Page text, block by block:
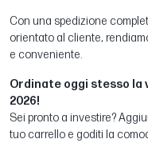
Con una spedizione
orientato al cliente,
e conveniente.
Ordinate oggi stesso la
2026!
Sei pronto a investire?
tuo carrello e goditi la